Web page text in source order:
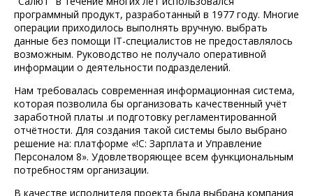
программный продукт, разработанный в 1977 году. Многие
операции приходилось выполнять вручную. выбрать
данные без помощи IТ-специалистов не предоставлялось
возможным. Руководство не получало оперативной
информации о деятельности подразделений.
Нам требовалась современная информационная система,
которая позволила бы организовать качественный учёт
заработной платы .и подготовку регламентированной
отчётности. Для создания такой системы было выбрано
решение на: платформе «!С: Зарплата и Управление
Персоналом 8». Удовлетворяющее всем функциональным
потребностям организации.
В качестве исполнителя проекта была выбрана компания